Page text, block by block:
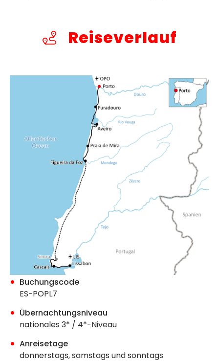
Reiseverlauf
Buchungscode
ES-POPL7
Übernachtungsniveau
nationales 3* / 4*-Niveau
Anreisetage
donnerstags, samstags und sonntags